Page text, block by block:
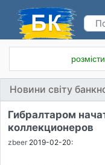
Новини світу
Гибралтаром
коллекционеров
zbeer 2019-02-20: